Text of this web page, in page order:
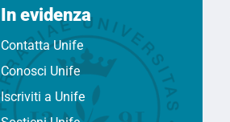
In evidenza
Contatta Unife
Conosci Unife
Iscriviti a Unife